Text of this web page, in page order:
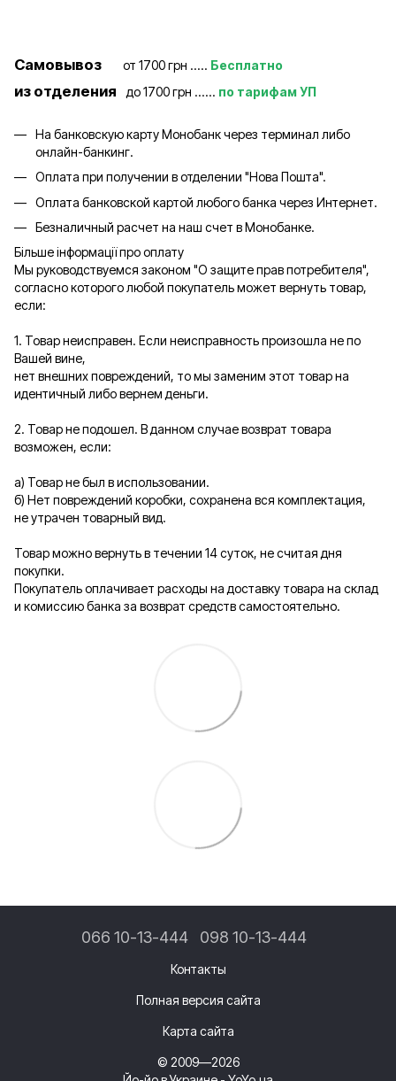
Самовывоз от 1700 грн ..... Бесплатно
из отделения до 1700 грн ...... по тарифам УП
На банковскую карту Монобанк через терминал либо
онлайн-банкинг.
Оплата при получении в отделении "Нова Пошта".
Оплата банковской картой любого банка через Интернет.
Безналичный расчет на наш счет в Монобанке.
Більше інформації про оплату
Мы руководствуемся законом "О защите прав потребителя",
согласно которого любой покупатель может вернуть товар,
если:
1. Товар неисправен. Если неисправность произошла не по
Вашей вине,
нет внешних повреждений, то мы заменим этот товар на
идентичный либо вернем деньги.
2. Товар не подошел. В данном случае возврат товара
возможен, если:
а) Товар не был в использовании.
б) Нет повреждений коробки, сохранена вся комплектация,
не утрачен товарный вид.
Товар можно вернуть в течении 14 суток, не считая дня
покупки.
Покупатель оплачивает расходы на доставку товара на склад
и комиссию банка за возврат средств самостоятельно.
066 10-13-444 098 10-13-444
Контакты
Полная версия сайта
Карта сайта
© 2009—2026